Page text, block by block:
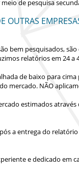
de pesquisa
OUTRAS
bem pesquisados,
relatórios em 24 a
de baixo para
mercado. NÃO
estimados
a entrega do
e dedicado em